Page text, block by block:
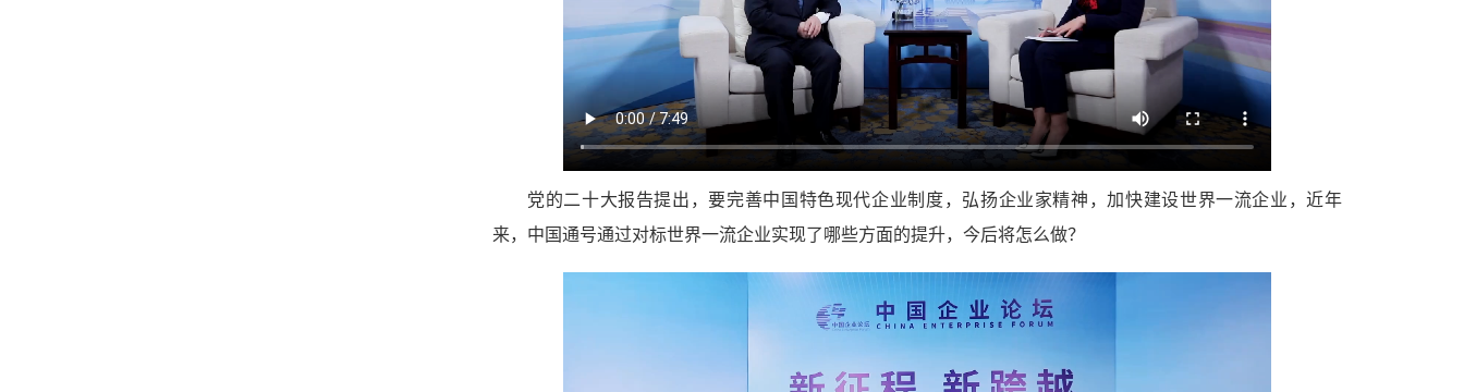
党的二十大报告提出，要完善中国特色现代企业制度，弘扬企业家精神，加快建设世界一流企业，近年
来，中国通号通过对标世界一流企业实现了哪些方面的提升，今后将怎么做？